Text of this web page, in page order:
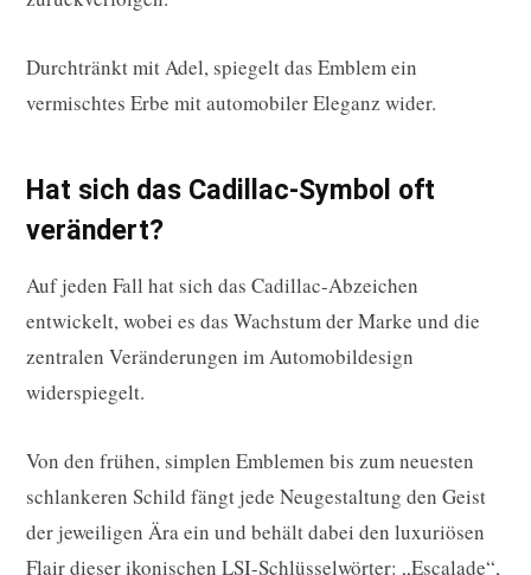
Durchtränkt mit Adel, spiegelt das Emblem ein
vermischtes Erbe mit automobiler Eleganz wider.
Hat sich das Cadillac-Symbol oft
verändert?
Auf jeden Fall hat sich das Cadillac-Abzeichen
entwickelt, wobei es das Wachstum der Marke und die
zentralen Veränderungen im Automobildesign
widerspiegelt.
Von den frühen, simplen Emblemen bis zum neuesten
schlankeren Schild fängt jede Neugestaltung den Geist
der jeweiligen Ära ein und behält dabei den luxuriösen
Flair dieser ikonischen LSI-Schlüsselwörter: „Escalade“,